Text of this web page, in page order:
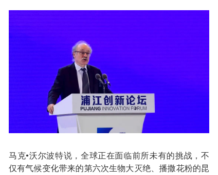
马克•沃尔波特说，全球正在面临前所未有的挑战，不
仅有气候变化带来的第六次生物大灭绝、播撒花粉的昆